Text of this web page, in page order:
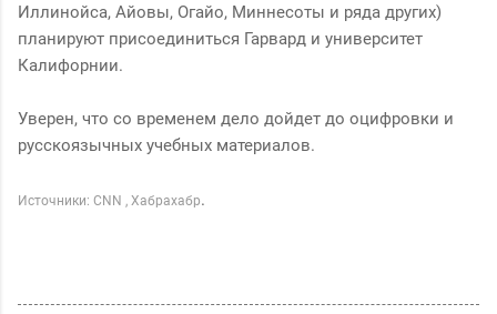
Иллинойса, Айовы, Огайо, Миннесоты и ряда других)
планируют присоединиться Гарвард и университет
Калифорнии.
Уверен, что со временем дело дойдет до оцифровки и
русскоязычных учебных материалов.
Источники: CNN Хабрахабр.